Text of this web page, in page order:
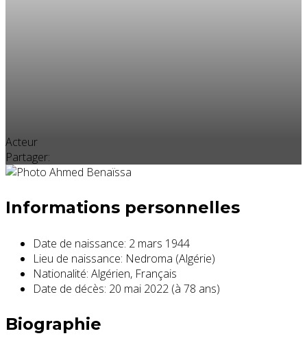
Acteur
Partager:
Informations personnelles
Date de naissance: 2 mars 1944
Lieu de naissance: Nedroma (Algérie)
Nationalité: Algérien, Français
Date de décès: 20 mai 2022 (à 78 ans)
Biographie